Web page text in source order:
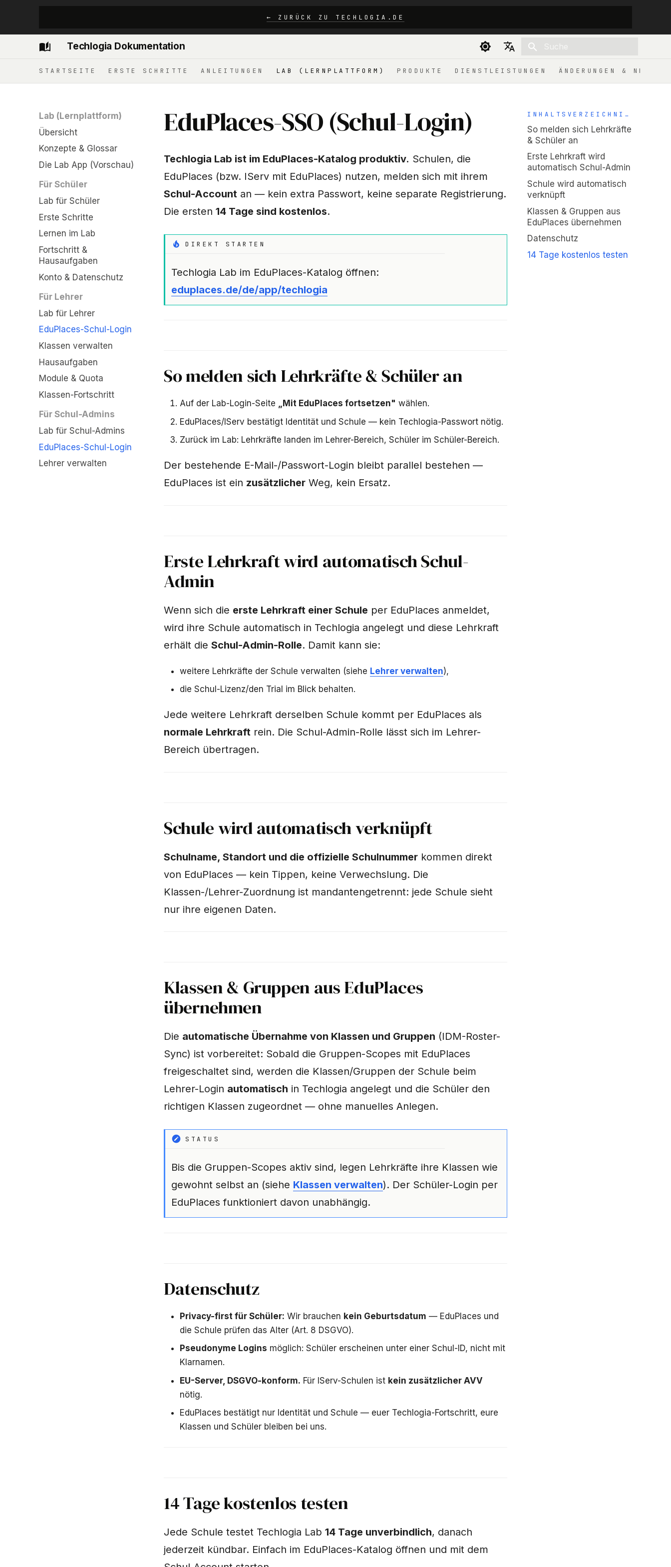
← ZURÜCK ZU TECHLOGIA.DE
Techlogia Dokumentation
Deutsch
STARTSEITE ERSTE SCHRITTE ANLEITUNGEN LAB (LERNPLATTFORM) PRODUKTE DIENSTLEISTUNGEN ÄNDERUNGEN &
Lab (Lernplattform)
Übersicht
Konzepte & Glossar
Die Lab App (Vorschau)
Für Schüler
Lab für Schüler
Erste Schritte
Lernen im Lab
Fortschritt &
Hausaufgaben
Konto & Datenschutz
Für Lehrer
Lab für Lehrer
EduPlaces-Schul-Login
Klassen verwalten
Hausaufgaben
Module & Quota
Klassen-Fortschritt
Für Schul-Admins
Lab für Schul-Admins
EduPlaces-Schul-Login
Lehrer verwalten
INHALTSVERZEICHNIS
So melden sich Lehrkräfte
& Schüler an
Erste Lehrkraft wird
automatisch Schul-Admin
Schule wird automatisch
verknüpft
Klassen & Gruppen aus
EduPlaces übernehmen
Datenschutz
14 Tage kostenlos testen
EduPlaces-SSO (Schul-Login)
Techlogia Lab ist im EduPlaces-Katalog produktiv. Schulen, die
EduPlaces (bzw. IServ mit EduPlaces) nutzen, melden sich mit ihrem
Schul-Account an — kein extra Passwort, keine separate Registrierung.
Die ersten 14 Tage sind kostenlos.
DIREKT STARTEN
Techlogia Lab im EduPlaces-Katalog öffnen:
eduplaces.de/de/app/techlogia
So melden sich Lehrkräfte & Schüler an
Auf der Lab-Login-Seite „Mit EduPlaces fortsetzen" wählen.
EduPlaces/IServ bestätigt Identität und Schule — kein Techlogia-Passwort nötig.
Zurück im Lab: Lehrkräfte landen im Lehrer-Bereich, Schüler im Schüler-Bereich.
Der bestehende E-Mail-/Passwort-Login bleibt parallel bestehen —
EduPlaces ist ein zusätzlicher Weg, kein Ersatz.
Erste Lehrkraft wird automatisch Schul-
Admin
Wenn sich die erste Lehrkraft einer Schule per EduPlaces anmeldet,
wird ihre Schule automatisch in Techlogia angelegt und diese Lehrkraft
erhält die Schul-Admin-Rolle. Damit kann sie:
weitere Lehrkräfte der Schule verwalten (siehe Lehrer verwalten),
die Schul-Lizenz/den Trial im Blick behalten.
Jede weitere Lehrkraft derselben Schule kommt per EduPlaces als
normale Lehrkraft rein. Die Schul-Admin-Rolle lässt sich im Lehrer-
Bereich übertragen.
Schule wird automatisch verknüpft
Schulname, Standort und die offizielle Schulnummer kommen direkt
von EduPlaces — kein Tippen, keine Verwechslung. Die
Klassen-/Lehrer-Zuordnung ist mandantengetrennt: jede Schule sieht
nur ihre eigenen Daten.
Klassen & Gruppen aus EduPlaces
übernehmen
Die automatische Übernahme von Klassen und Gruppen (IDM-Roster-
Sync) ist vorbereitet: Sobald die Gruppen-Scopes mit EduPlaces
freigeschaltet sind, werden die Klassen/Gruppen der Schule beim
Lehrer-Login automatisch in Techlogia angelegt und die Schüler den
richtigen Klassen zugeordnet — ohne manuelles Anlegen.
STATUS
Bis die Gruppen-Scopes aktiv sind, legen Lehrkräfte ihre Klassen wie
gewohnt selbst an (siehe Klassen verwalten). Der Schüler-Login per
EduPlaces funktioniert davon unabhängig.
Datenschutz
Privacy-first für Schüler: Wir brauchen kein Geburtsdatum — EduPlaces und
die Schule prüfen das Alter (Art. 8 DSGVO).
Pseudonyme Logins möglich: Schüler erscheinen unter einer Schul-ID, nicht mit
Klarnamen.
EU-Server, DSGVO-konform. Für IServ-Schulen ist kein zusätzlicher AVV
nötig.
EduPlaces bestätigt nur Identität und Schule — euer Techlogia-Fortschritt, eure
Klassen und Schüler bleiben bei uns.
14 Tage kostenlos testen
Jede Schule testet Techlogia Lab 14 Tage unverbindlich, danach
jederzeit kündbar. Einfach im EduPlaces-Katalog öffnen und mit dem